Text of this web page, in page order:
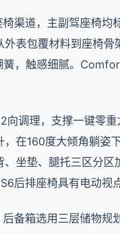
渠道，主副驾座椅
表包覆材料到座椅
，触感细腻。
向调理，支撑一键零
在160度大倾角躺姿
、坐垫、腿托三区分
后排座椅具有电动视
备箱选用三层储物